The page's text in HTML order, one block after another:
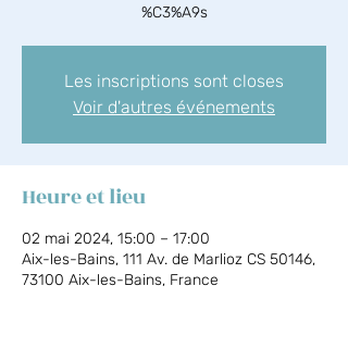
%C3%A9s
Les inscriptions sont closes
Voir d'autres événements
Heure et lieu
02 mai 2024, 15:00 – 17:00
Aix-les-Bains, 111 Av. de Marlioz CS 50146,
73100 Aix-les-Bains, France